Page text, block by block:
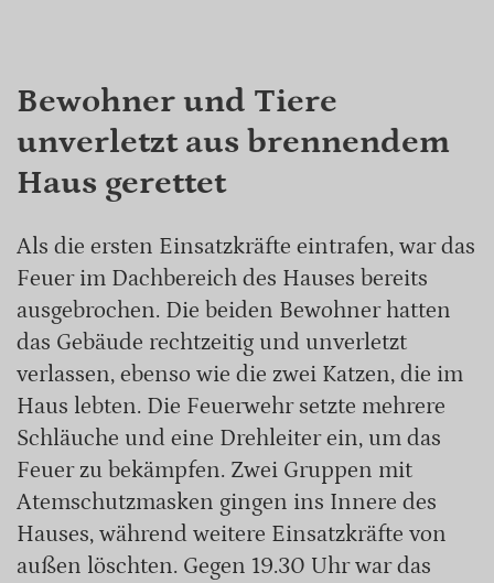
Bewohner und Tiere
unverletzt aus brennendem
Haus gerettet
Als die ersten Einsatzkräfte eintrafen, war das
Feuer im Dachbereich des Hauses bereits
ausgebrochen. Die beiden Bewohner hatten
das Gebäude rechtzeitig und unverletzt
verlassen, ebenso wie die zwei Katzen, die im
Haus lebten. Die Feuerwehr setzte mehrere
Schläuche und eine Drehleiter ein, um das
Feuer zu bekämpfen. Zwei Gruppen mit
Atemschutzmasken gingen ins Innere des
Hauses, während weitere Einsatzkräfte von
außen löschten. Gegen 19.30 Uhr war das